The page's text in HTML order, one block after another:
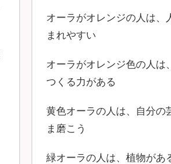
オーラがオレンジの人は、
まれやすい
オーラがオレンジ色の人は
つくる力がある
黄色オーラの人は、自分の
ま磨こう
緑オーラの人は、植物があ